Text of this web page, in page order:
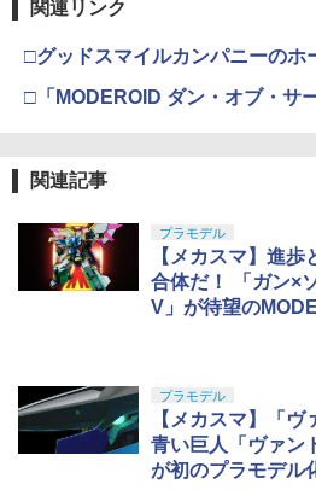
関連リンク
□グッドスマイルカンパニーのホ
□「MODEROID ダン・オブ・サ
関連記事
プラモデル
【メカスマ】進
合体だ！ 「ガン×
V」が待望の
プラモデル
【メカスマ】「ヴ
青い巨人「ヴァン
が初のプラモデル